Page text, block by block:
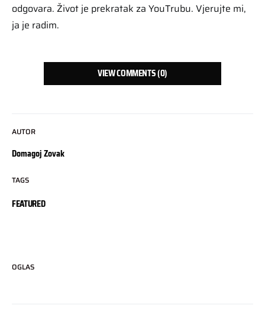
AUTOR
Domagoj Zovak
TAGS
FEATURED
odgovara. Život je prekratak za YouTrubu. Vjerujte mi,
ja je radim.
VIEW COMMENTS (0)
OGLAS